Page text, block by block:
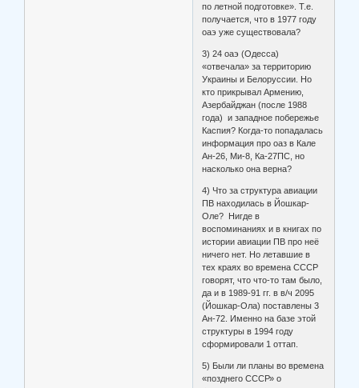
по летной подготовке». Т.е.
получается, что в 1977 году
оаэ уже существовала?
3) 24 оаэ (Одесса)
«отвечала» за территорию
Украины и Белоруссии. Но
кто прикрывал Армению,
Азербайджан (после 1988
года) и западное побережье
Каспия? Когда-то попадалась
информация про оаз в Кале
Ан-26, Ми-8, Ка-27ПС, но
насколько она верна?
4) Что за структура авиации
ПВ находилась в Йошкар-
Оле? Нигде в
воспоминаниях и в книгах по
истории авиации ПВ про неё
ничего нет. Но летавшие в
тех краях во времена СССР
говорят, что что-то там было,
да и в 1989-91 гг. в в/ч 2095
(Йошкар-Ола) поставлены 3
Ан-72. Именно на базе этой
структуры в 1994 году
сформировали 1 оттап.
5) Были ли планы во времена
«позднего СССР» о